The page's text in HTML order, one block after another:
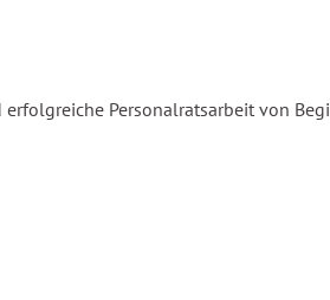
Personalratsarbeit von